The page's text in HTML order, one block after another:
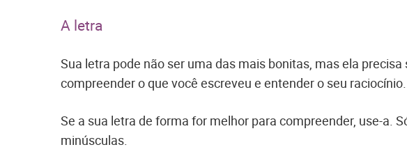
A letra
Sua letra pode não ser uma das mais bonitas, mas ela
compreender o que você escreveu e entender o seu
Se a sua letra de forma for melhor para compreender, use-a.
minúsculas.